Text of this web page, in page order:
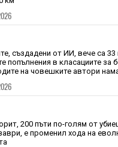
създадени от ИИ, вече са
попълнения в класациите за
на човешките автори
200 пъти по-голям от
е променил хода на